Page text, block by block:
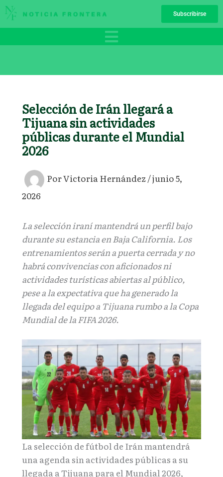
Ir
al
Subscribirse
Selección de Irán llegará a
Tijuana sin actividades
públicas durante el Mundial
2026
PorVictoria Hernández/junio 5,
2026
La selección iraní mantendrá un perfil bajo
durante su estancia en Baja California. Los
entrenamientos serán a puerta cerrada y no
habrá convivencias con aficionados ni
actividades turísticas abiertas al público,
pese a la expectativa que ha generado la
llegada del equipo a Tijuana rumbo a la Copa
Mundial de la FIFA 2026.
La selección de fútbol de Irán mantendrá
una agenda sin actividades públicas a su
llegada a Tijuana para el Mundial 2026,